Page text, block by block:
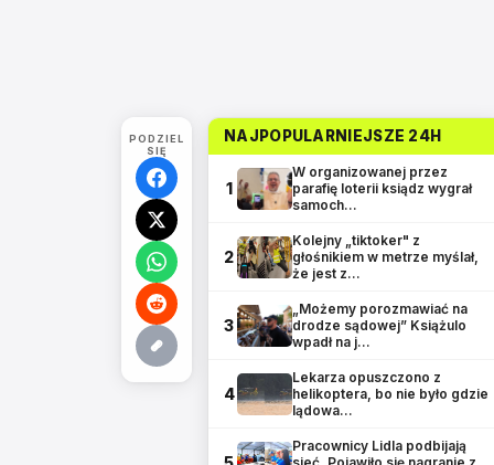
PODZIEL
SIĘ
NAJPOPULARNIEJSZE 24H
1
W organizowanej przez
parafię loterii ksiądz wygrał
samoch…
2
Kolejny „tiktoker" z
głośnikiem w metrze myślał,
że jest z…
3
„Możemy porozmawiać na
drodze sądowej” Książulo
wpadł na j…
4
Lekarza opuszczono z
helikoptera, bo nie było gdzie
lądowa…
Pracownicy Lidla podbijają